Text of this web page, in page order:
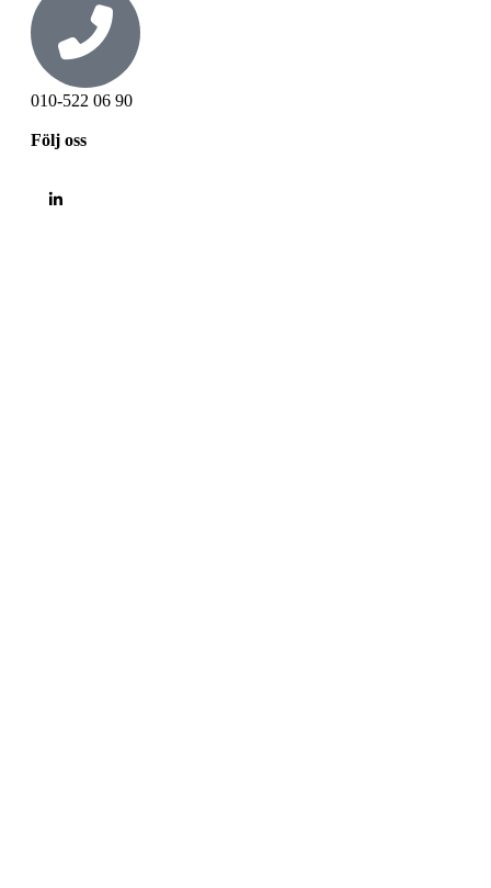
010-522 06 90
Följ oss